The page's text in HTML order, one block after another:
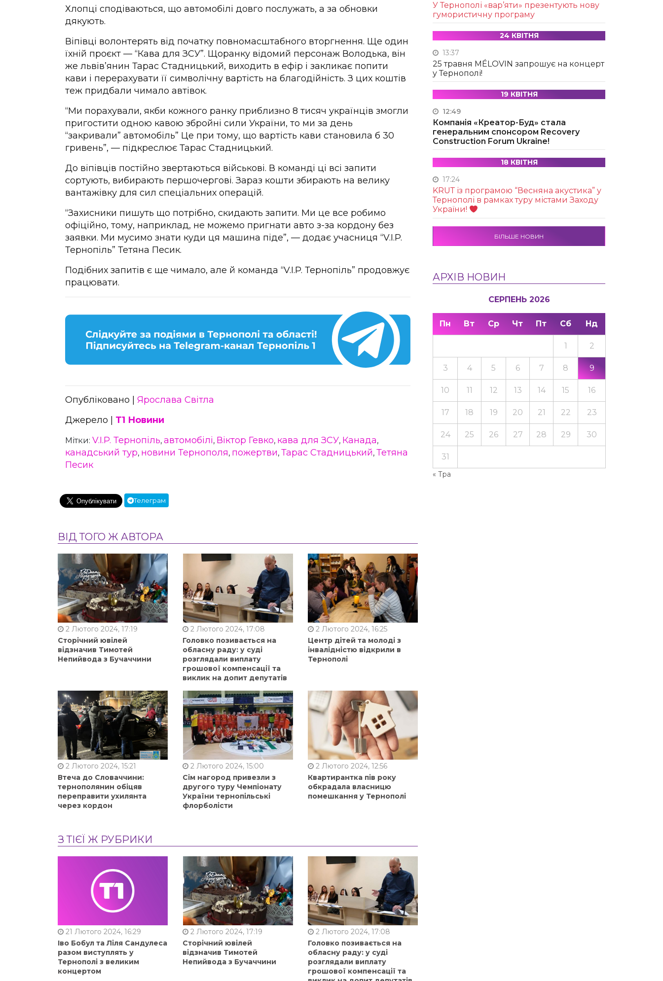
Хлопці сподіваються, що автомобілі довго послужать, а за обновки
дякують.
Віпівці волонтерять від початку повномасштабного вторгнення. Ще один
їхній проєкт — “Кава для ЗСУ”. Щоранку відомий персонаж Володька, він
же львів’янин Тарас Стадницький, виходить в ефір і закликає попити
кави і перерахувати її символічну вартість на благодійність. З цих коштів
теж придбали чимало автівок.
“Ми порахували, якби кожного ранку приблизно 8 тисяч українців змогли
пригостити одною кавою збройні сили України, то ми за день
“закривали” автомобіль” Це при тому, що вартість кави становила б 30
гривень”, — підкреслює Тарас Стадницький.
До віпівців постійно звертаються військові. В команді ці всі запити
сортують, вибирають першочергові. Зараз кошти збирають на велику
вантажівку для сил спеціальних операцій.
“Захисники пишуть що потрібно, скидають запити. Ми це все робимо
офіційно, тому, наприклад, не можемо пригнати авто з-за кордону без
заявки. Ми мусимо знати куди ця машина піде”, — додає учасниця “V.I.P.
Тернопіль” Тетяна Песик.
Подібних запитів є ще чимало, але й команда “V.I.P. Тернопіль” продовжує
працювати.
Опубліковано | Ярослава Світла
Джерело | Т1 Новини
Мітки: V.I.P. Тернопіль, автомобілі, Віктор Гевко, кава для ЗСУ, Канада,
канадський тур, новини Тернополя, пожертви, Тарас Стадницький, Тетяна
Песик
Телеграм
ВІД ТОГО Ж АВТОРА
2 Лютого 2024, 17:19
Сторічний ювілей
відзначив Тимотей
Непийвода з Бучаччини
2 Лютого 2024, 17:08
Головко позивається на
обласну раду: у суді
розглядали виплату
грошової компенсації та
виклик на допит депутатів
2 Лютого 2024, 16:25
Центр дітей та молоді з
інвалідністю відкрили в
Тернополі
2 Лютого 2024, 15:21
Втеча до Словаччини:
тернополянин обіцяв
переправити ухилянта
через кордон
2 Лютого 2024, 15:00
Сім нагород привезли з
другого туру Чемпіонату
України тернопільські
флорболісти
2 Лютого 2024, 12:56
Квартирантка пів року
обкрадала власницю
помешкання у Тернополі
З ТІЄЇ Ж РУБРИКИ
21 Лютого 2024, 16:29
Іво Бобул та Ліля Сандулеса
разом виступлять у
Тернополі з великим
концертом
2 Лютого 2024, 17:19
Сторічний ювілей
відзначив Тимотей
Непийвода з Бучаччини
2 Лютого 2024, 17:08
Головко позивається на
обласну раду: у суді
розглядали виплату
грошової компенсації та
У Тернополі «вар’яти» презентують нову
гумористичну програму
24 КВІТНЯ
13:37
25 травня MÉLOVIN запрошує на концерт
у Тернополі!
19 КВІТНЯ
12:49
Компанія «Креатор-Буд» стала
генеральним спонсором Recovery
Construction Forum Ukraine!
18 КВІТНЯ
17:24
KRUТ із програмою “Весняна акустика” у
Тернополі в рамках туру містами Заходу
України!
БІЛЬШЕ НОВИН
АРХІВ НОВИН
СЕРПЕНЬ 2026
Пн Вт Ср Чт Пт Сб Нд
« Тра
1 2
3 4 5 6 7 8 9
10 11 12 13 14 15 16
17 18 19 20 21 22 23
24 25 26 27 28 29 30
31